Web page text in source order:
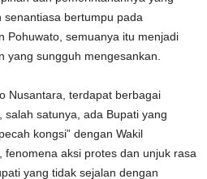
bertumpu pada
Pohuwato, semuanya itu menjadi
yang sungguh mengesankan.
Nusantara, terdapat berbagai
satunya, ada Bupati yang
kongsi” dengan Wakil
fenomena aksi protes dan unjuk rasa
yang tidak sejalan dengan